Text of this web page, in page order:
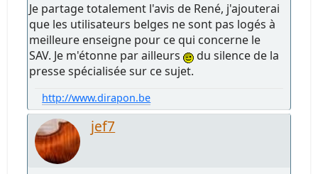
Je partage totalement l'avis de René, j'ajouterai
que les utilisateurs belges ne sont pas logés à
meilleure enseigne pour ce qui concerne le
SAV. Je m'étonne par ailleurs
du silence de la
presse spécialisée sur ce sujet.
http://www.dirapon.be
jef7